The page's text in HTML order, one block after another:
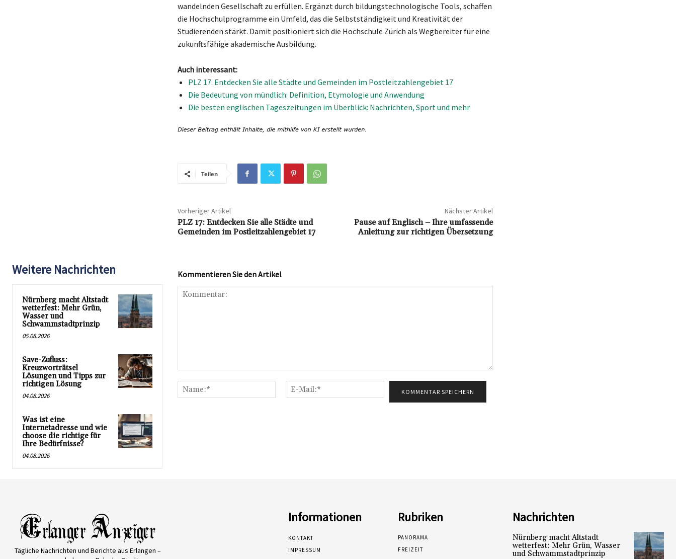
wandelnden Gesellschaft zu erfüllen. Ergänzt durch bildungstechnologische Tools, schaffen
die Hochschulprogramme ein Umfeld, das die Selbstständigkeit und Kreativität der
Studierenden stärkt. Damit positioniert sich die Hochschule Zürich als Wegbereiter für eine
zukunftsfähige akademische Ausbildung.
Auch interessant:
PLZ 17: Entdecken Sie alle Städte und Gemeinden im Postleitzahlengebiet 17
Die Bedeutung von mündlich: Definition, Etymologie und Anwendung
Die besten englischen Tageszeitungen im Überblick: Nachrichten, Sport und mehr
Teilen
Vorheriger Artikel
PLZ 17: Entdecken Sie alle Städte und
Gemeinden im Postleitzahlengebiet 17
Nächster Artikel
Pause auf Englisch – Ihre umfassende
Anleitung zur richtigen Übersetzung
Weitere Nachrichten
Nürnberg macht Altstadt
wetterfest: Mehr Grün,
Wasser und
Schwammstadtprinzip
05.08.2026
Save-Zufluss:
Kreuzworträtsel
Lösungen und Tipps zur
richtigen Lösung
04.08.2026
Was ist eine
Internetadresse und wie
choose die richtige für
Ihre Bedürfnisse?
04.08.2026
Kommentieren Sie den Artikel
Name:*
Mail:*
Tägliche Nachrichten und Berichte aus Erlangen –
Informationen
KONTAKT
IMPRESSUM
Rubriken
PANORAMA
FREIZEIT
Nachrichten
Nürnberg macht Altstadt
wetterfest: Mehr Grün, Wasser
und Schwammstadtprinzip